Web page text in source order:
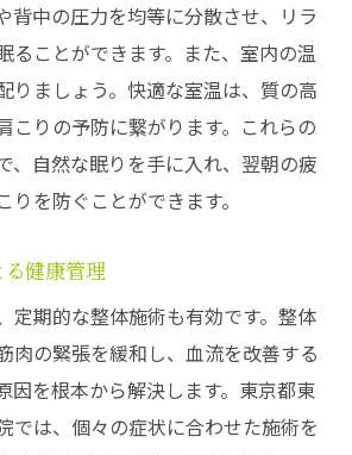
背中の圧力を均等に分散させ、リラ
ることができます。また、室内の温
りましょう。快適な室温は、質の高
こりの予防に繋がります。これらの
、自然な眠りを手に入れ、翌朝の疲
りを防ぐことができます。
健康管理
定期的な整体施術も有効です。整体
肉の緊張を緩和し、血流を改善する
因を根本から解決します。東京都東
では、個々の症状に合わせた施術を